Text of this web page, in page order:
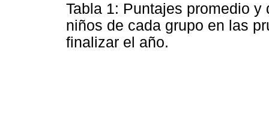
Tabla 1: Puntajes promedio
niños de cada grupo en las
finalizar el año.